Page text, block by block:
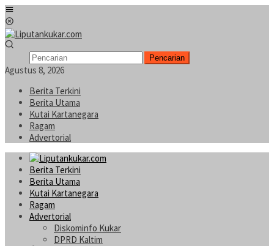
Loncat
ke
konten
Pencarian
Agustus 8, 2026
Berita Terkini
Berita Utama
Kutai Kartanegara
Ragam
Advertorial
Berita Terkini
Berita Utama
Kutai Kartanegara
Ragam
Advertorial
Diskominfo Kukar
DPRD Kaltim